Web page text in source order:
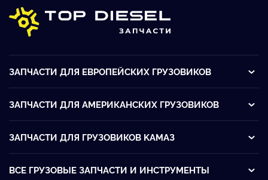
ЗАПЧАСТИ ДЛЯ ЕВРОПЕЙСКИХ ГРУЗОВИКОВ
ЗАПЧАСТИ ДЛЯ АМЕРИКАНСКИХ ГРУЗОВИКОВ
ЗАПЧАСТИ ДЛЯ ГРУЗОВИКОВ KАМАЗ
ВСЕ ГРУЗОВЫЕ ЗАПЧАСТИ И ИНСТРУМЕНТЫ